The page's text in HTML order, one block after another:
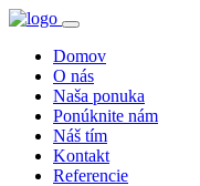
Domov
O nás
Naša ponuka
Ponúknite nám
Náš tím
Kontakt
Referencie